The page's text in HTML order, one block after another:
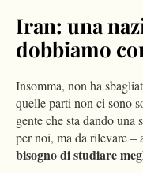
Iran: una
dobbiamo
Insomma, non ha
quelle parti non ci sono
gente che sta dando una
per noi, ma da rilevare –
bisogno di studiare